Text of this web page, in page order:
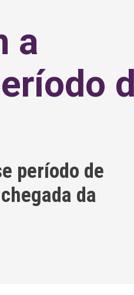
a
período de
da